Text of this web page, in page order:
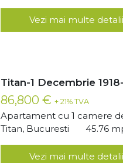
Vezi mai multe detalii
Titan-1 Decembrie
86,800 € + 21% TVA
Apartament cu 1 camere
Titan, Bucuresti
45.76
Vezi mai multe detalii